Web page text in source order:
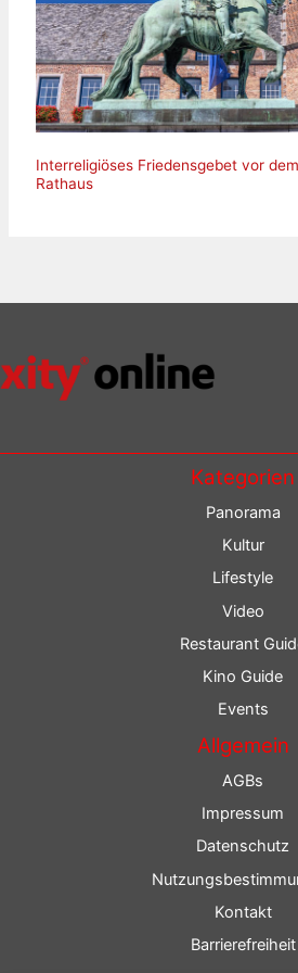
Interreligiöses Friedensgebet vor
Rathaus
Kategorien
Panorama
Kultur
Lifestyle
Video
Restaurant
Kino Guide
Events
Allgemein
AGBs
Impressum
Datenschutz
Kontakt
Barrierefreiheit